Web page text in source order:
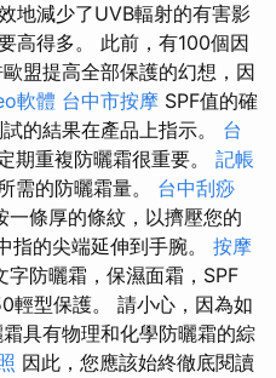
地減少了UVB輻射的有害影
高得多。 此前，有100個因
盟提高全部保護的幻想，因
軟體 台中市按摩 SPF值的確
的結果在產品上指示。 台
期重複防曬霜很重要。 記帳
需的防曬霜量。 台中刮痧
一條厚的條紋，以擠壓您的
的尖端延伸到手腕。 按摩
字防曬霜，保濕面霜，SPF
輕型保護。 請小心，因為如
具有物理和化學防曬霜的綜
因此，您應該始終徹底閱讀